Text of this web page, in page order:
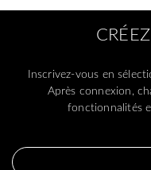
Inscrivez-vous en
Après connexion,
fonctionnalités